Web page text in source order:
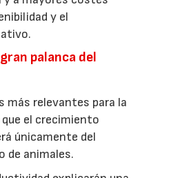
y el
palanca del
más relevantes para la
el crecimiento
únicamente del
de animales.